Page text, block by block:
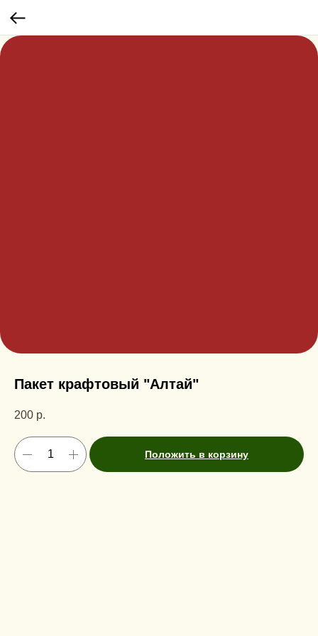
Пакет крафтовый "Алтай"
200 р.
Положить в корзину